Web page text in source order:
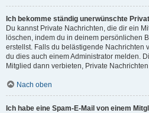
Ich bekomme ständig unerwünschte
Du kannst Private Nachrichten, die dir ein
löschen, indem du in deinem persönlichen
erstellst. Falls du belästigende Nachrichten
du dies auch einem Administrator melden.
Mitglied dann verbieten, Private
Nach oben
Ich habe eine Spam-E-Mail von einem